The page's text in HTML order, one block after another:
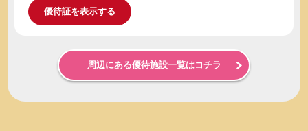
優待証を表示する
周辺にある優待施設一覧はコチラ